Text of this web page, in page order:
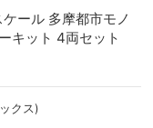
ール 多摩都市モノ
キット 4両セット
クス)